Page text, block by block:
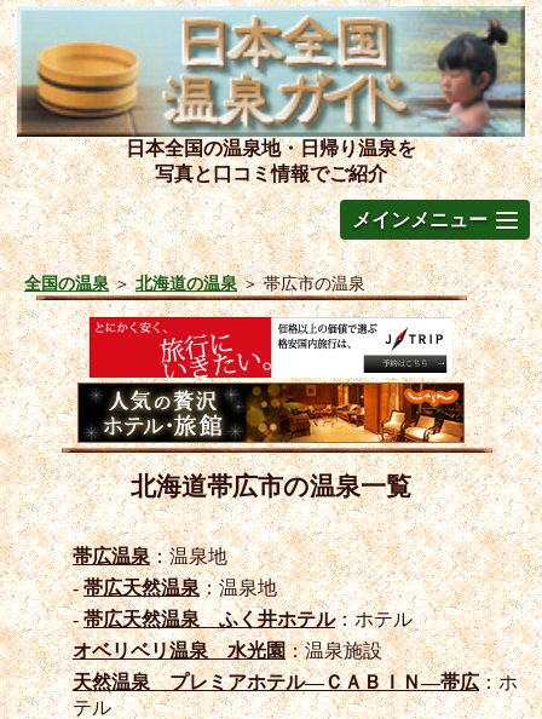
日本全国の温泉地・日帰り温泉を
写真と口コミ情報でご紹介
メインメニュー
全国の温泉＞北海道の温泉＞帯広市の温泉
北海道帯広市の温泉一覧
帯広温泉：温泉地
-帯広天然温泉：温泉地
-帯広天然温泉 ふく井ホテル：ホテル
オベリベリ温泉 水光園：温泉施設
天然温泉 プレミアホテル―ＣＡＢＩＮ―帯広：ホ
テル